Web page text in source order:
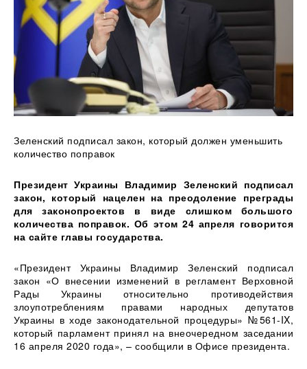
Зеленский подписал закон, который должен уменьшить
количество поправок
Президент Украины Владимир Зеленский подписал
закон, который нацелен на преодоление преграды
для законопроектов в виде слишком большого
количества поправок. Об этом 24 апреля говорится
на сайте главы государства.
«Президент Украины Владимир Зеленский подписал
закон «О внесении изменений в регламент Верховной
Рады Украины относительно противодействия
злоупотреблениям правами народных депутатов
Украины в ходе законодательной процедуры» №561-IX,
который парламент принял на внеочередном заседании
16 апреля 2020 года», – сообщили в Офисе президента.